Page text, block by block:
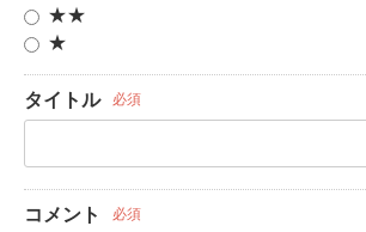
★★
★
タイトル 必須
コメント 必須